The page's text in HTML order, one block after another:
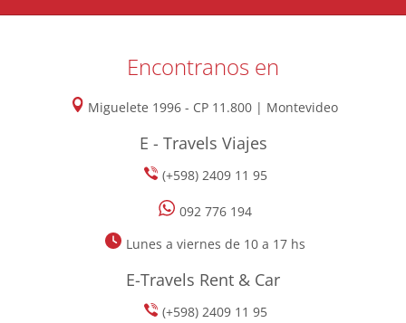
Encontranos en
Miguelete 1996 - CP 11.800 | Montevideo
E - Travels Viajes
(+598) 2409 11 95
092 776 194
Lunes a viernes de 10 a 17 hs
E-Travels Rent & Car
(+598) 2409 11 95